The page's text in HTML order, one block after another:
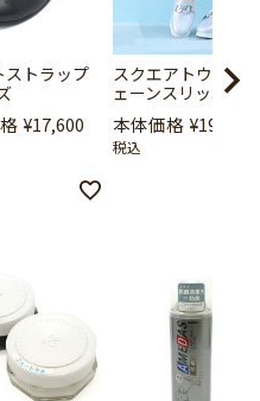
ストラップ
¥17,600
スクエアトウ厚底
ェーンスリッポン
本体価格 ¥19,800
税込